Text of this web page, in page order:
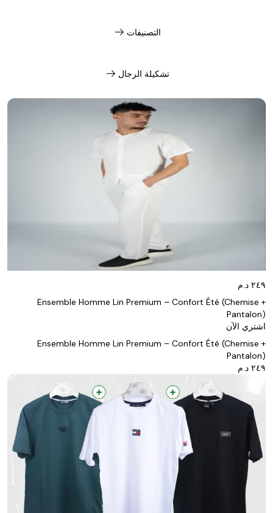
التصنيفات arrow_right_alt
تشكيلة الرجال arrow_right_alt
Ensemble Homme Lin Premium – Confort Été (Chemise +
Pantalon)
اشتري الآن
Ensemble Homme Lin Premium – Confort Été (Chemise +
Pantalon)